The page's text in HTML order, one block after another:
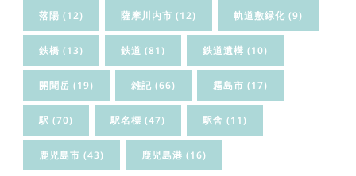
落陽 (12) 薩摩川内市 (12) 軌道敷緑化 (9)
鉄橋 (13) 鉄道 (81) 鉄道遺構 (10)
開聞岳 (19) 雑記 (66) 霧島市 (17)
駅 (70) 駅名標 (47) 駅舎 (11)
鹿児島市 (43) 鹿児島港 (16)